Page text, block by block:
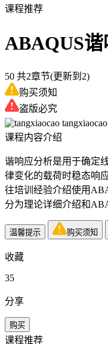
课程推荐
ABAQUS
50 共2章节(更新到2)
购买须知
盗版必究
tangxiaocao
课程内容介绍
谐响应分析是用于确定
律变化的载荷时稳态响
往培训经验介绍使用
分为理论详细介绍和
温馨提示 购买须知
收藏
35
分享
购买
课程推荐